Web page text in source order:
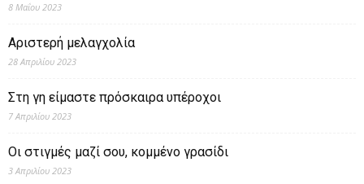
8 Μαΐου 2023
Αριστερή μελαγχολία
28 Απριλίου 2023
Στη γη είμαστε πρόσκαιρα υπέροχοι
7 Απριλίου 2023
Οι στιγμές μαζί σου, κομμένο γρασίδι
3 Απριλίου 2023